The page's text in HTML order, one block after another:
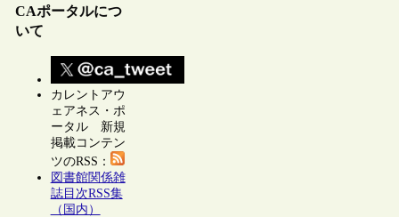
CAポータルにつ
いて
カレントアウ
ェアネス・ポ
ータル 新規
掲載コンテン
ツのRSS：
図書館関係雑
誌目次RSS集
（国内）